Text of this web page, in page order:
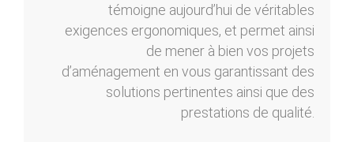
témoigne aujourd’hui de véritables
exigences ergonomiques, et permet ainsi
de mener à bien vos projets
d’aménagement en vous garantissant des
solutions pertinentes ainsi que des
prestations de qualité.